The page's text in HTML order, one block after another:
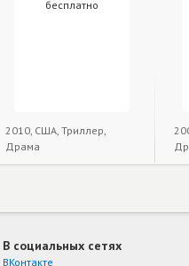
2010, США, Триллер,
Драма
В социальных сетях
ВКонтакте